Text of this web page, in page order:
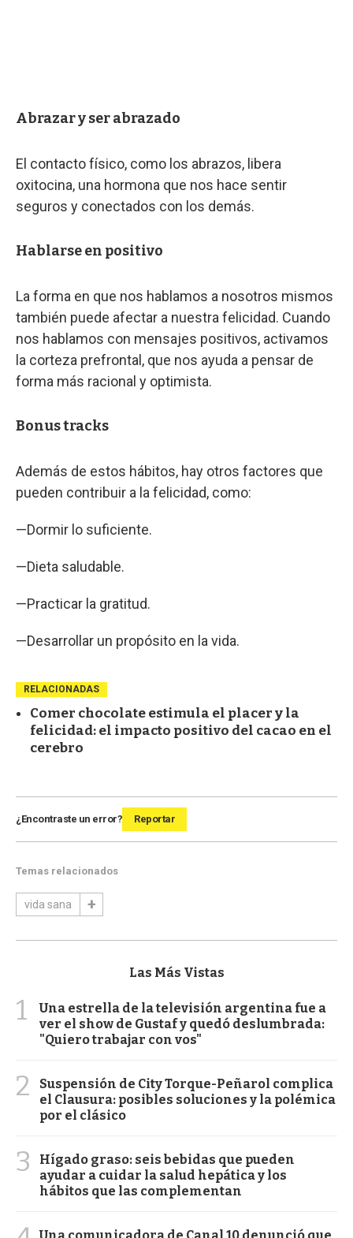
Abrazar y ser abrazado
El contacto físico, como los abrazos, libera
oxitocina, una hormona que nos hace sentir
seguros y conectados con los demás.
Hablarse en positivo
La forma en que nos hablamos a nosotros mismos
también puede afectar a nuestra felicidad. Cuando
nos hablamos con mensajes positivos, activamos
la corteza prefrontal, que nos ayuda a pensar de
forma más racional y optimista.
Bonus tracks
Además de estos hábitos, hay otros factores que
pueden contribuir a la felicidad, como:
—Dormir lo suficiente.
—Dieta saludable.
—Practicar la gratitud.
—Desarrollar un propósito en la vida.
RELACIONADAS
Comer chocolate estimula el placer y la
felicidad: el impacto positivo del cacao en el
cerebro
¿Encontraste un error? Reportar
Temas relacionados
vida sana
Las Más Vistas
1
Una estrella de la televisión argentina fue a
ver el show de Gustaf y quedó deslumbrada:
"Quiero trabajar con vos"
2
Suspensión de City Torque-Peñarol complica
el Clausura: posibles soluciones y la polémica
por el clásico
3
Hígado graso: seis bebidas que pueden
ayudar a cuidar la salud hepática y los
hábitos que las complementan